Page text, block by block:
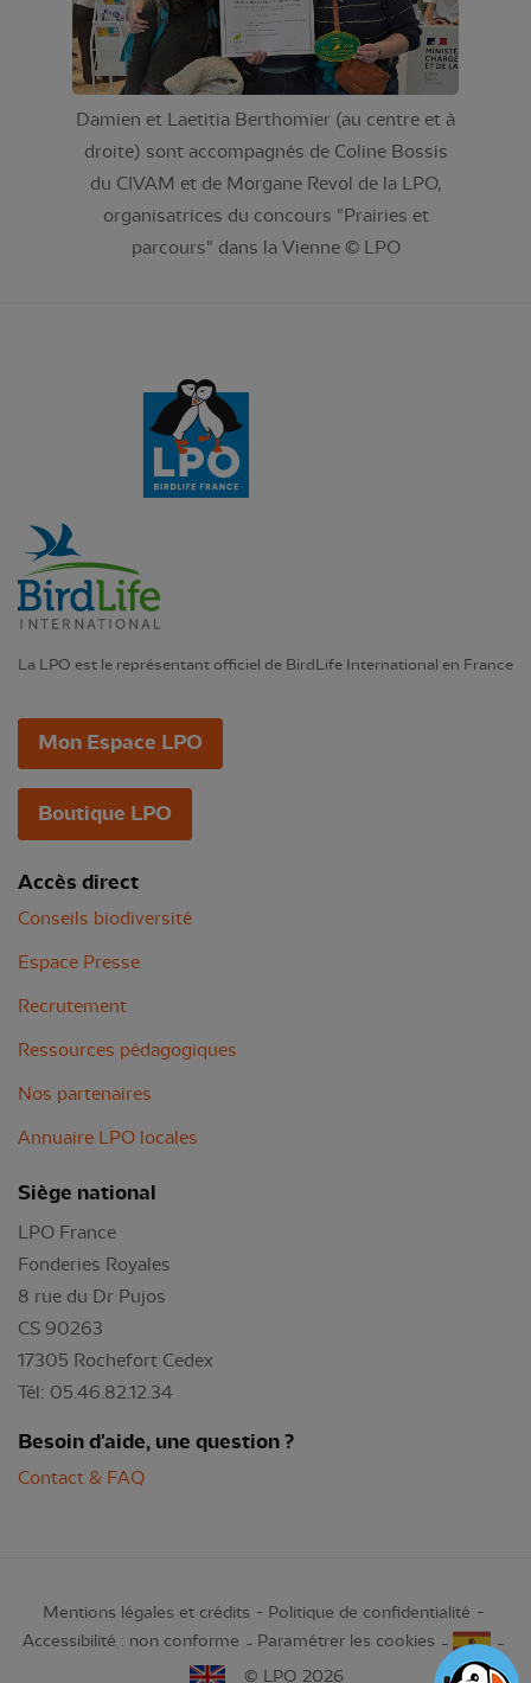
Damien et Laetitia Berthomier (au centre et à
droite) sont accompagnés de Coline Bossis
du CIVAM et de Morgane Revol de la LPO,
organisatrices du concours "Prairies et
parcours" dans la Vienne © LPO
La LPO est le représentant officiel de BirdLife International en France
Mon Espace LPO
Boutique LPO
Accès direct
Conseils biodiversité
Espace Presse
Recrutement
Ressources pédagogiques
Nos partenaires
Annuaire LPO locales
Siège national
LPO France
Fonderies Royales
8 rue du Dr Pujos
CS 90263
17305 Rochefort Cedex
Tél: 05.46.82.12.34
Besoin d'aide, une question ?
Contact & FAQ
Mentions légales et crédits
Politique de confidentialité
Accessibilité : non conforme
Paramétrer les cookies
© LPO 2026